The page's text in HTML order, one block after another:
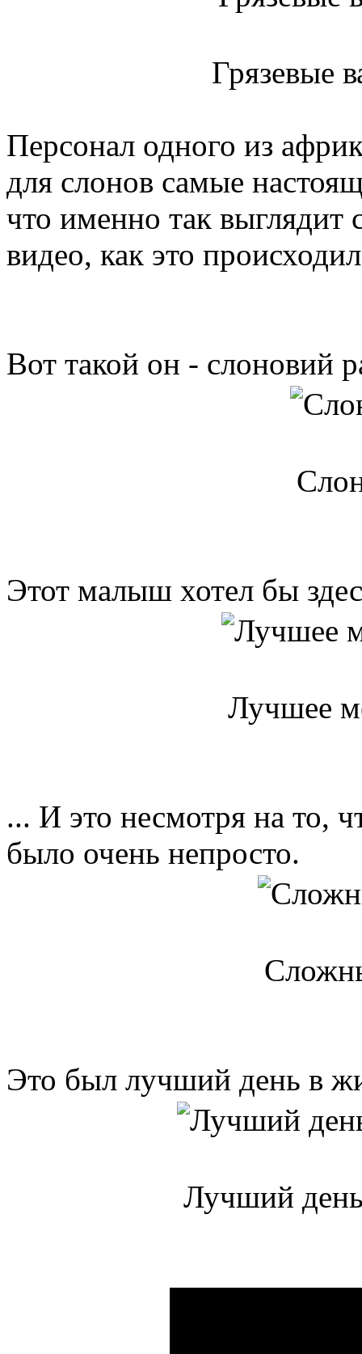
Грязевые
Персонал одного из
для слонов самые
что именно так
видео, как это
Вот такой он - слоновий
Этот малыш хотел бы
Лучшее
... И это несмотря на то,
было очень непросто.
Это был лучший день в
Лучший